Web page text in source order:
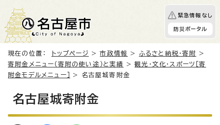
緊急情報なし
防災ポータル
現在の位置： トップページ >市政情報 > ふるさと納税・寄附
>
寄附金メニュー（寄附の使い途）と実績
>観光・文化・スポーツ［寄
附金モデルメニュー］
> 名古屋城寄附金
名古屋城寄附金